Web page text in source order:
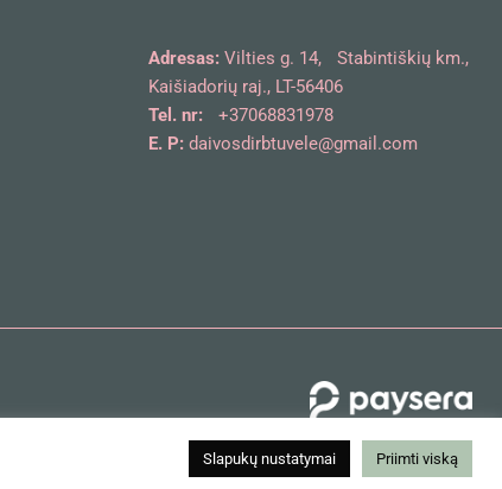
Adresas:Vilties g. 14, Stabintiškių km.,
Kaišiadorių raj., LT-56406
Tel. nr:
+37068831978
E. P: daivosdirbtuvele@gmail.com
Slapukų nustatymai Priimti viską